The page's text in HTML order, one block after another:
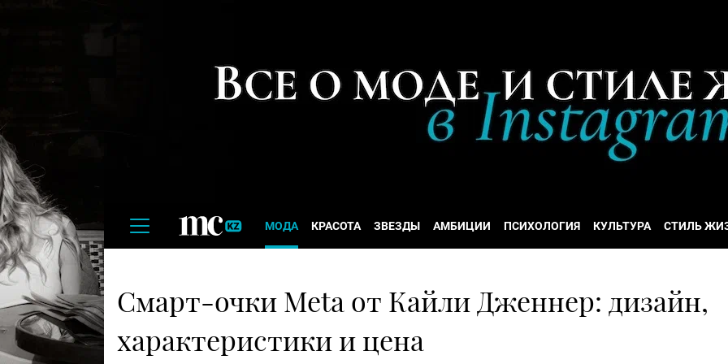
МОДА КРАСОТА ЗВЕЗДЫ АМБИЦИИ ПСИХОЛОГИЯ КУЛЬТУРА СТИЛЬ
Смарт-очки Meta от Кайли Дженнер: дизайн,
характеристики и цена